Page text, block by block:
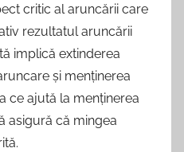
critic al aruncării care
rezultatul aruncării
implică extinderea
și menținerea
ce ajută la menținerea
asigură că mingea